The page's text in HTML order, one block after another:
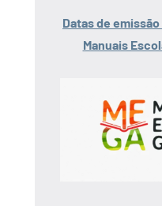
Datas de
Manuais